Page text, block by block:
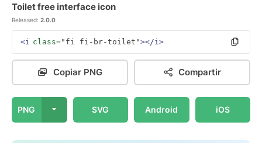
Toilet free interface icon
Released: 2.0.0
<i class="fi fi-br-toilet"></i>
Copiar PNG Compartir
PNG SVG Android iOS